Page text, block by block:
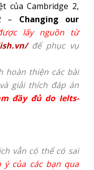
của Cambridge 2,
– Changing our
lấy nguồn từ
để phục vụ
hoàn thiện các bài
giải thích đáp án
đầy đủ do Ielts-
vẫn có thể có sai
ý của các bạn qua